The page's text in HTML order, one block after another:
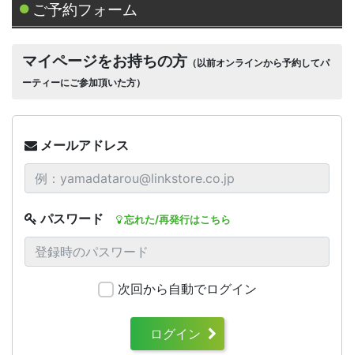
ご予約フォーム
マイページをお持ちの方 （以前オンラインから予約してパ
ーティーにご参加頂いた方）
メールアドレス
パスワード 忘れた/再発行はこちら
次回から自動でログイン
ログイン